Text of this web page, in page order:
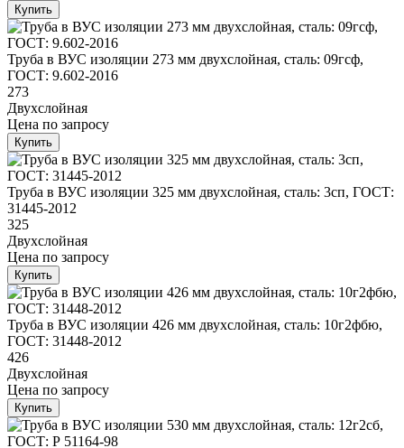
Купить
Труба в ВУС изоляции 273 мм двухслойная, сталь: 09гсф,
ГОСТ: 9.602-2016
273
Двухслойная
Цена по запросу
Купить
Труба в ВУС изоляции 325 мм двухслойная, сталь: 3сп, ГОСТ:
31445-2012
325
Двухслойная
Цена по запросу
Купить
Труба в ВУС изоляции 426 мм двухслойная, сталь: 10г2фбю,
ГОСТ: 31448-2012
426
Двухслойная
Цена по запросу
Купить